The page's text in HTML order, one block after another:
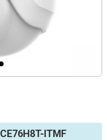
ITMF